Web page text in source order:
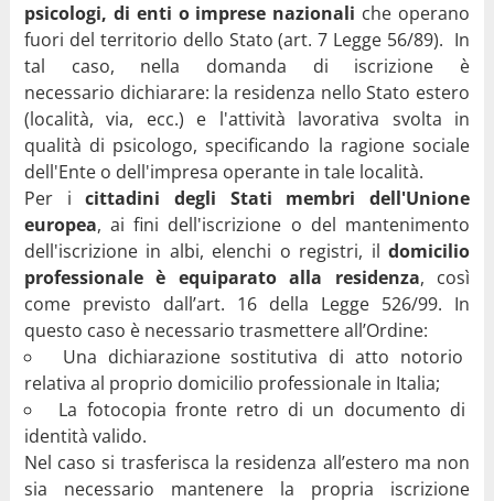
psicologi, di enti o imprese nazionali che operano
fuori del territorio dello Stato (art. 7 Legge 56/89). In
tal caso, nella domanda di iscrizione è
necessario dichiarare: la residenza nello Stato estero
(località, via, ecc.) e l'attività lavorativa svolta in
qualità di psicologo, specificando la ragione sociale
dell'Ente o dell'impresa operante in tale località.
Per icittadini degli Stati membri dell'Unione
europea, ai fini dell'iscrizione o del mantenimento
dell'iscrizione in albi, elenchi o registri, ildomicilio
professionale è equiparato alla residenza, così
come previsto dall’art. 16 della Legge 526/99. In
questo caso è necessario trasmettere all’Ordine:
Una dichiarazione sostitutiva di atto notorio
relativa al proprio domicilio professionale in Italia;
La fotocopia fronte retro di un documento di
identità valido.
Nel caso si trasferisca la residenza all’estero ma non
sia necessario mantenere la propria iscrizione